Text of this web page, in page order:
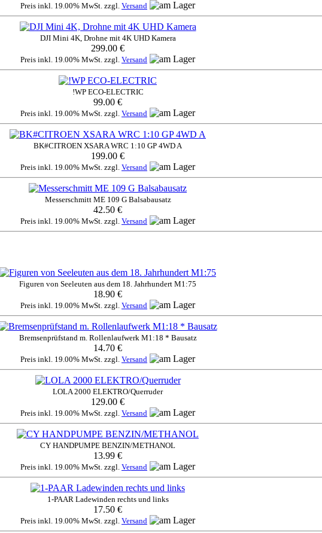
Preis inkl. 19.00% MwSt. zzgl. Versand
DJI Mini 4K, Drohne mit 4K UHD Kamera
299.00 €
Preis inkl. 19.00% MwSt. zzgl. Versand
!WP ECO-ELECTRIC
99.00 €
Preis inkl. 19.00% MwSt. zzgl. Versand
BK#CITROEN XSARA WRC 1:10 GP 4WD A
199.00 €
Preis inkl. 19.00% MwSt. zzgl. Versand
Messerschmitt ME 109 G Balsabausatz
42.50 €
Preis inkl. 19.00% MwSt. zzgl. Versand
Figuren von Seeleuten aus dem 18. Jahrhundert M1:75
18.90 €
Preis inkl. 19.00% MwSt. zzgl. Versand
Bremsenprüfstand m. Rollenlaufwerk M1:18 * Bausatz
14.70 €
Preis inkl. 19.00% MwSt. zzgl. Versand
LOLA 2000 ELEKTRO/Querruder
129.00 €
Preis inkl. 19.00% MwSt. zzgl. Versand
CY HANDPUMPE BENZIN/METHANOL
13.99 €
Preis inkl. 19.00% MwSt. zzgl. Versand
1-PAAR Ladewinden rechts und links
17.50 €
Preis inkl. 19.00% MwSt. zzgl. Versand